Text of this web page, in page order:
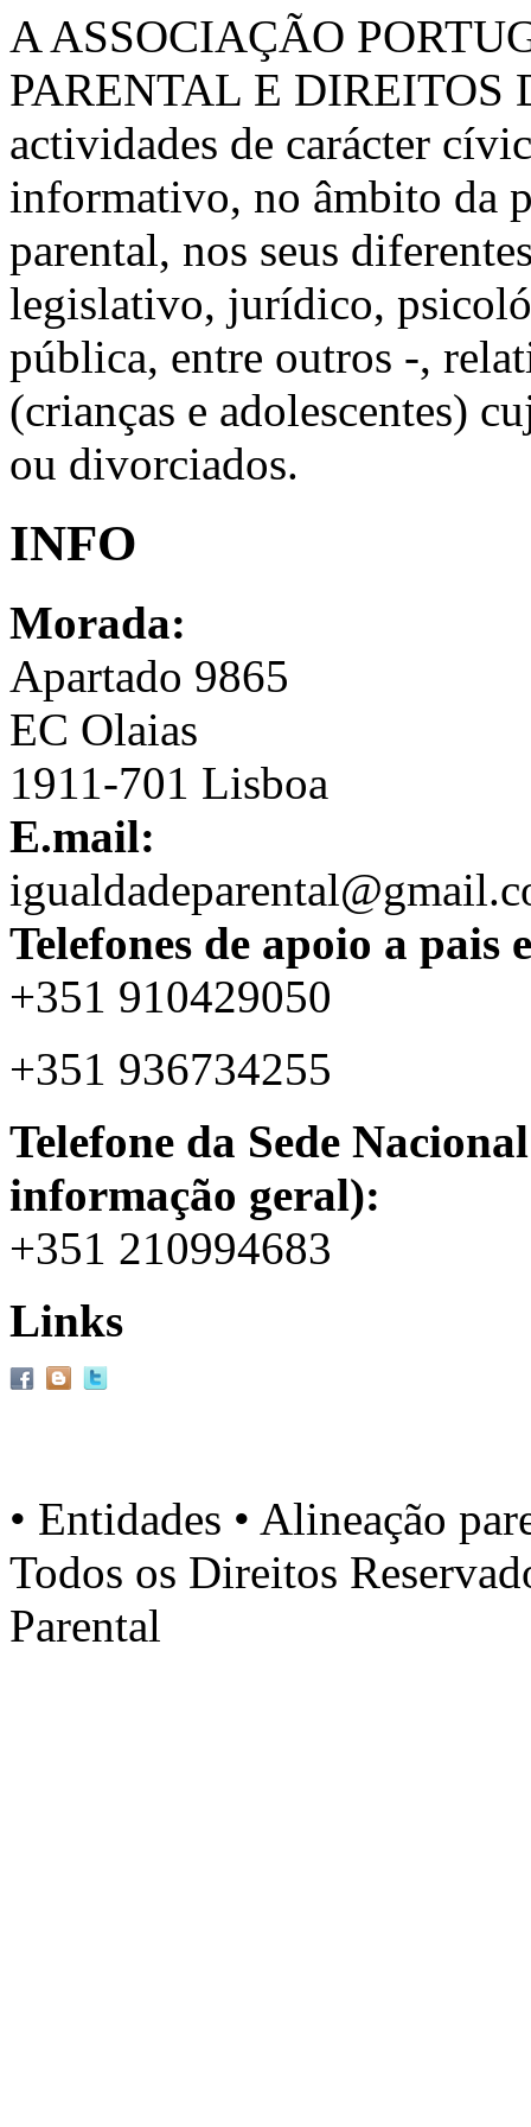
A ASSOCIAÇÃO
PARENTAL E DIREITOS
actividades de carácter
informativo, no âmbito da
parental, nos seus
legislativo, jurídico,
pública, entre outros -,
(crianças e adolescentes)
ou divorciados.
INFO
Morada:
Apartado 9865
EC Olaias
1911-701 Lisboa
E.mail:
Telefones de apoio a pais
+351 910429050
+351 936734255
Telefone da Sede
informação geral):
+351 210994683
Links
• Entidades • Alineação
Todos os Direitos
Parental